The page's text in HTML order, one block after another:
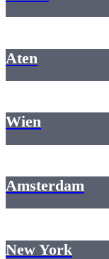
Aten
Wien
Amsterdam
New York